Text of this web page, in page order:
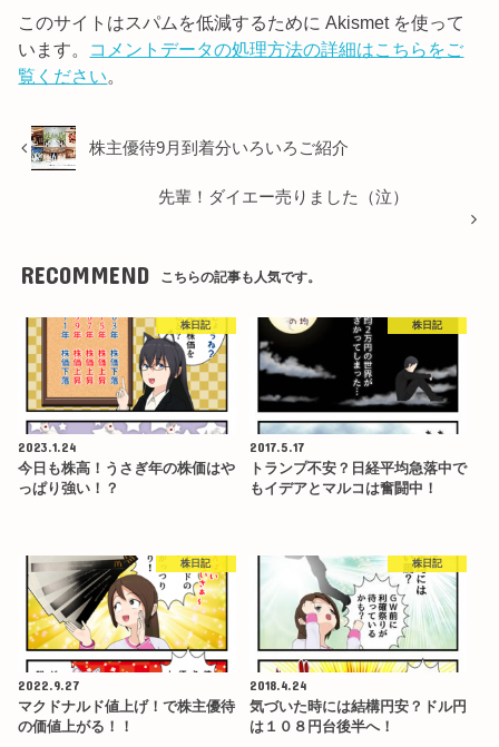
このサイトはスパムを低減するために Akismet を使って
います。 コメントデータの処理方法の詳細はこちらをご
覧ください。
株主優待9月到着分いろいろご紹介
先輩！ダイエー売りました（泣）
RECOMMEND こちらの記事も人気です。
株日記
2023.1.24
今日も株高！うさぎ年の株価はや
っぱり強い！？
株日記
2017.5.17
トランプ不安？日経平均急落中で
もイデアとマルコは奮闘中！
株日記
2022.9.27
マクドナルド値上げ！で株主優待
の価値上がる！！
株日記
2018.4.24
気づいた時には結構円安？ドル円
は１０８円台後半へ！